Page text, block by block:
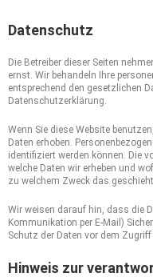
Datenschutz
Die Betreiber dieser Seiten
ernst. Wir behandeln Ihre
entsprechend den gesetzlichen
Datenschutzerklärung.
Wenn Sie diese Website
Daten erhoben.
identifiziert werden können. Die
welche Daten wir erheben und
zu welchem Zweck das
Wir weisen darauf hin, dass die
Kommunikation per E-Mail)
Schutz der Daten vor dem
Hinweis zur